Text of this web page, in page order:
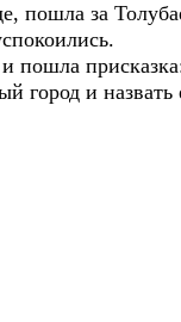
пошла за
пошла
город и назвать